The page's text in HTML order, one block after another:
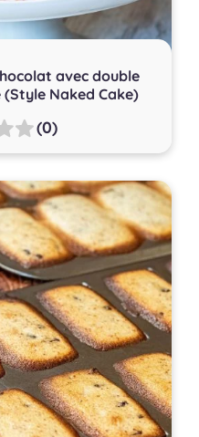
avec double
Naked Cake)
(0)